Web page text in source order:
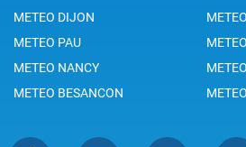
METEO DIJON
METEO PAU
METEO NANCY
METEO BESANCON